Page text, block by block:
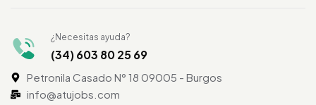
¿Necesitas ayuda?
(34) 603 80 25 69
Petronila Casado N° 18 09005 - Burgos
info@atujobs.com